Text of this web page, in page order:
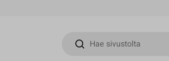
Hae sivustolta